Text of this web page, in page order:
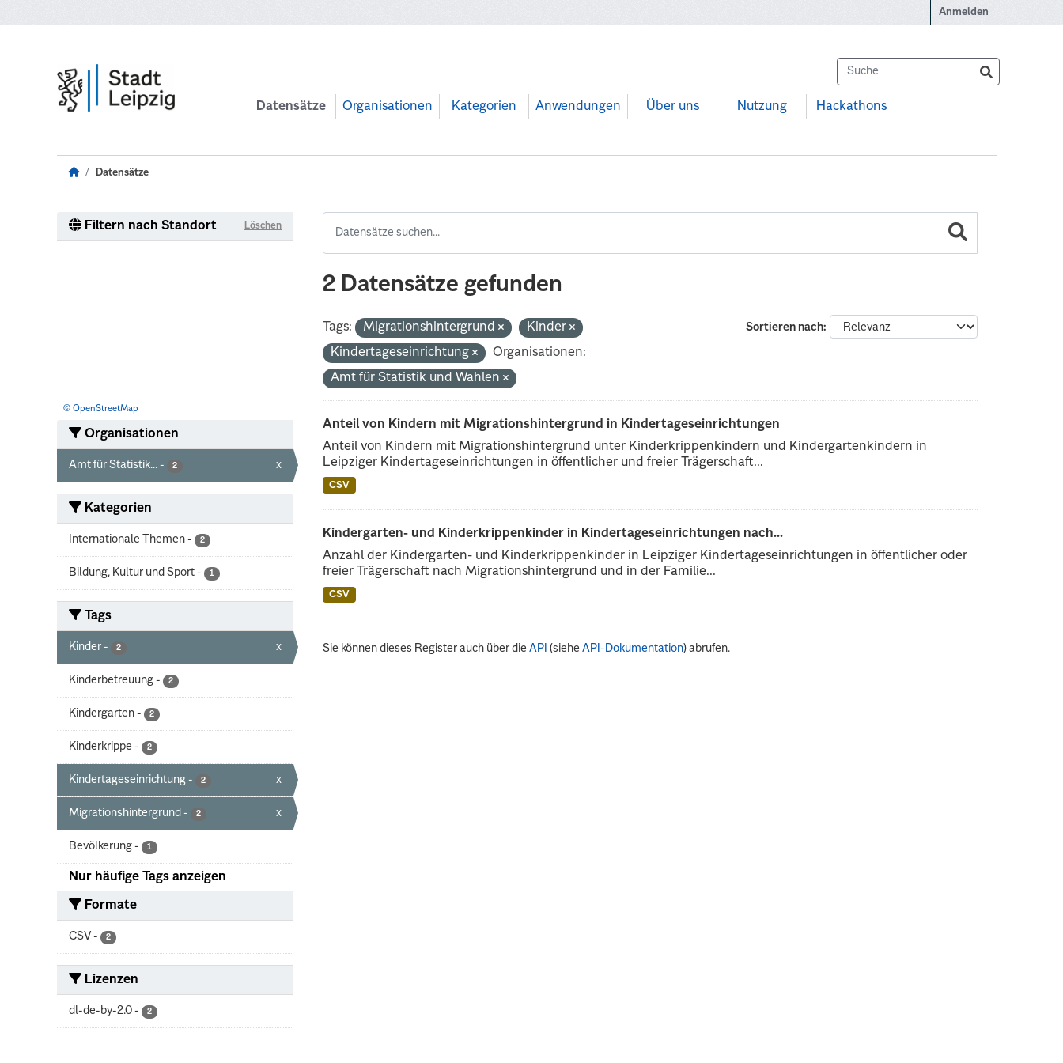
Anmelden
Datensätze Organisationen Kategorien Anwendungen Über uns Nutzung Hackathons
Datensätze
Filtern nach Standort Löschen
© OpenStreetMap
Organisationen
Amt für Statistik... - 2 x
Kategorien
Internationale Themen - 2
Bildung, Kultur und Sport - 1
Tags
Kinder - 2 x
Kinderbetreuung - 2
Kindergarten - 2
Kinderkrippe - 2
Kindertageseinrichtung - 2 x
Migrationshintergrund - 2 x
Bevölkerung - 1
Nur häufige Tags anzeigen
Formate
CSV - 2
Lizenzen
dl-de-by-2.0 - 2
2 Datensätze gefunden
Sortieren nach
Tags: Migrationshintergrund
Kinder
Kindertageseinrichtung
Organisationen:
Amt für Statistik und Wahlen
Anteil von Kindern mit Migrationshintergrund in Kindertageseinrichtungen
Anteil von Kindern mit Migrationshintergrund unter Kinderkrippenkindern und Kindergartenkindern in
Leipziger Kindertageseinrichtungen in öffentlicher und freier Trägerschaft...
CSV
Kindergarten- und Kinderkrippenkinder in Kindertageseinrichtungen nach...
Anzahl der Kindergarten- und Kinderkrippenkinder in Leipziger Kindertageseinrichtungen in öffentlicher oder
freier Trägerschaft nach Migrationshintergrund und in der Familie...
CSV
Sie können dieses Register auch über dieAPI (sieheAPI-Dokumentation) abrufen.